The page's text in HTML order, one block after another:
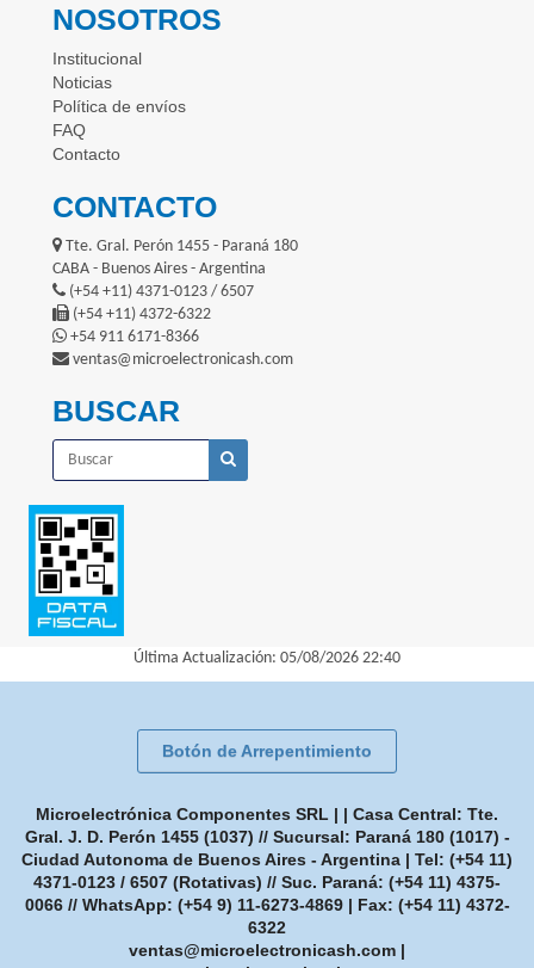
NOSOTROS
Institucional
Noticias
Política de envíos
FAQ
Contacto
CONTACTO
Tte. Gral. Perón 1455 - Paraná 180
CABA - Buenos Aires - Argentina
(+54 +11) 4371-0123 / 6507
(+54 +11) 4372-6322
+54 911 6171-8366
ventas@microelectronicash.com
BUSCAR
Última Actualización: 05/08/2026 22:40
Botón de Arrepentimiento
Microelectrónica Componentes SRL | | Casa Central: Tte.
Gral. J. D. Perón 1455 (1037) // Sucursal: Paraná 180 (1017) -
Ciudad Autonoma de Buenos Aires - Argentina | Tel: (+54 11)
4371-0123 / 6507 (Rotativas) // Suc. Paraná: (+54 11) 4375-
0066 // WhatsApp: (+54 9) 11-6273-4869| Fax: (+54 11) 4372-
6322
ventas@microelectronicash.com |